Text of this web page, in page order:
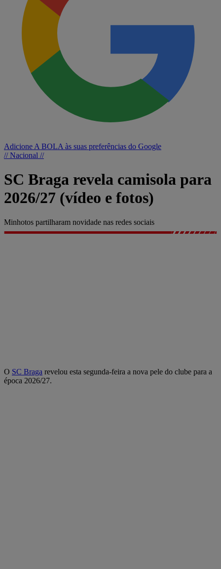
Adicione A BOLA às suas preferências do Google
// Nacional //
SC Braga revela camisola para
2026/27 (vídeo e fotos)
Minhotos partilharam novidade nas redes sociais
O SC Braga revelou esta segunda-feira a nova pele do clube para a
época 2026/27.